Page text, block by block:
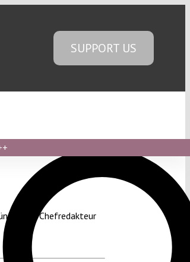
SUPPORT US
und Chefredakteur